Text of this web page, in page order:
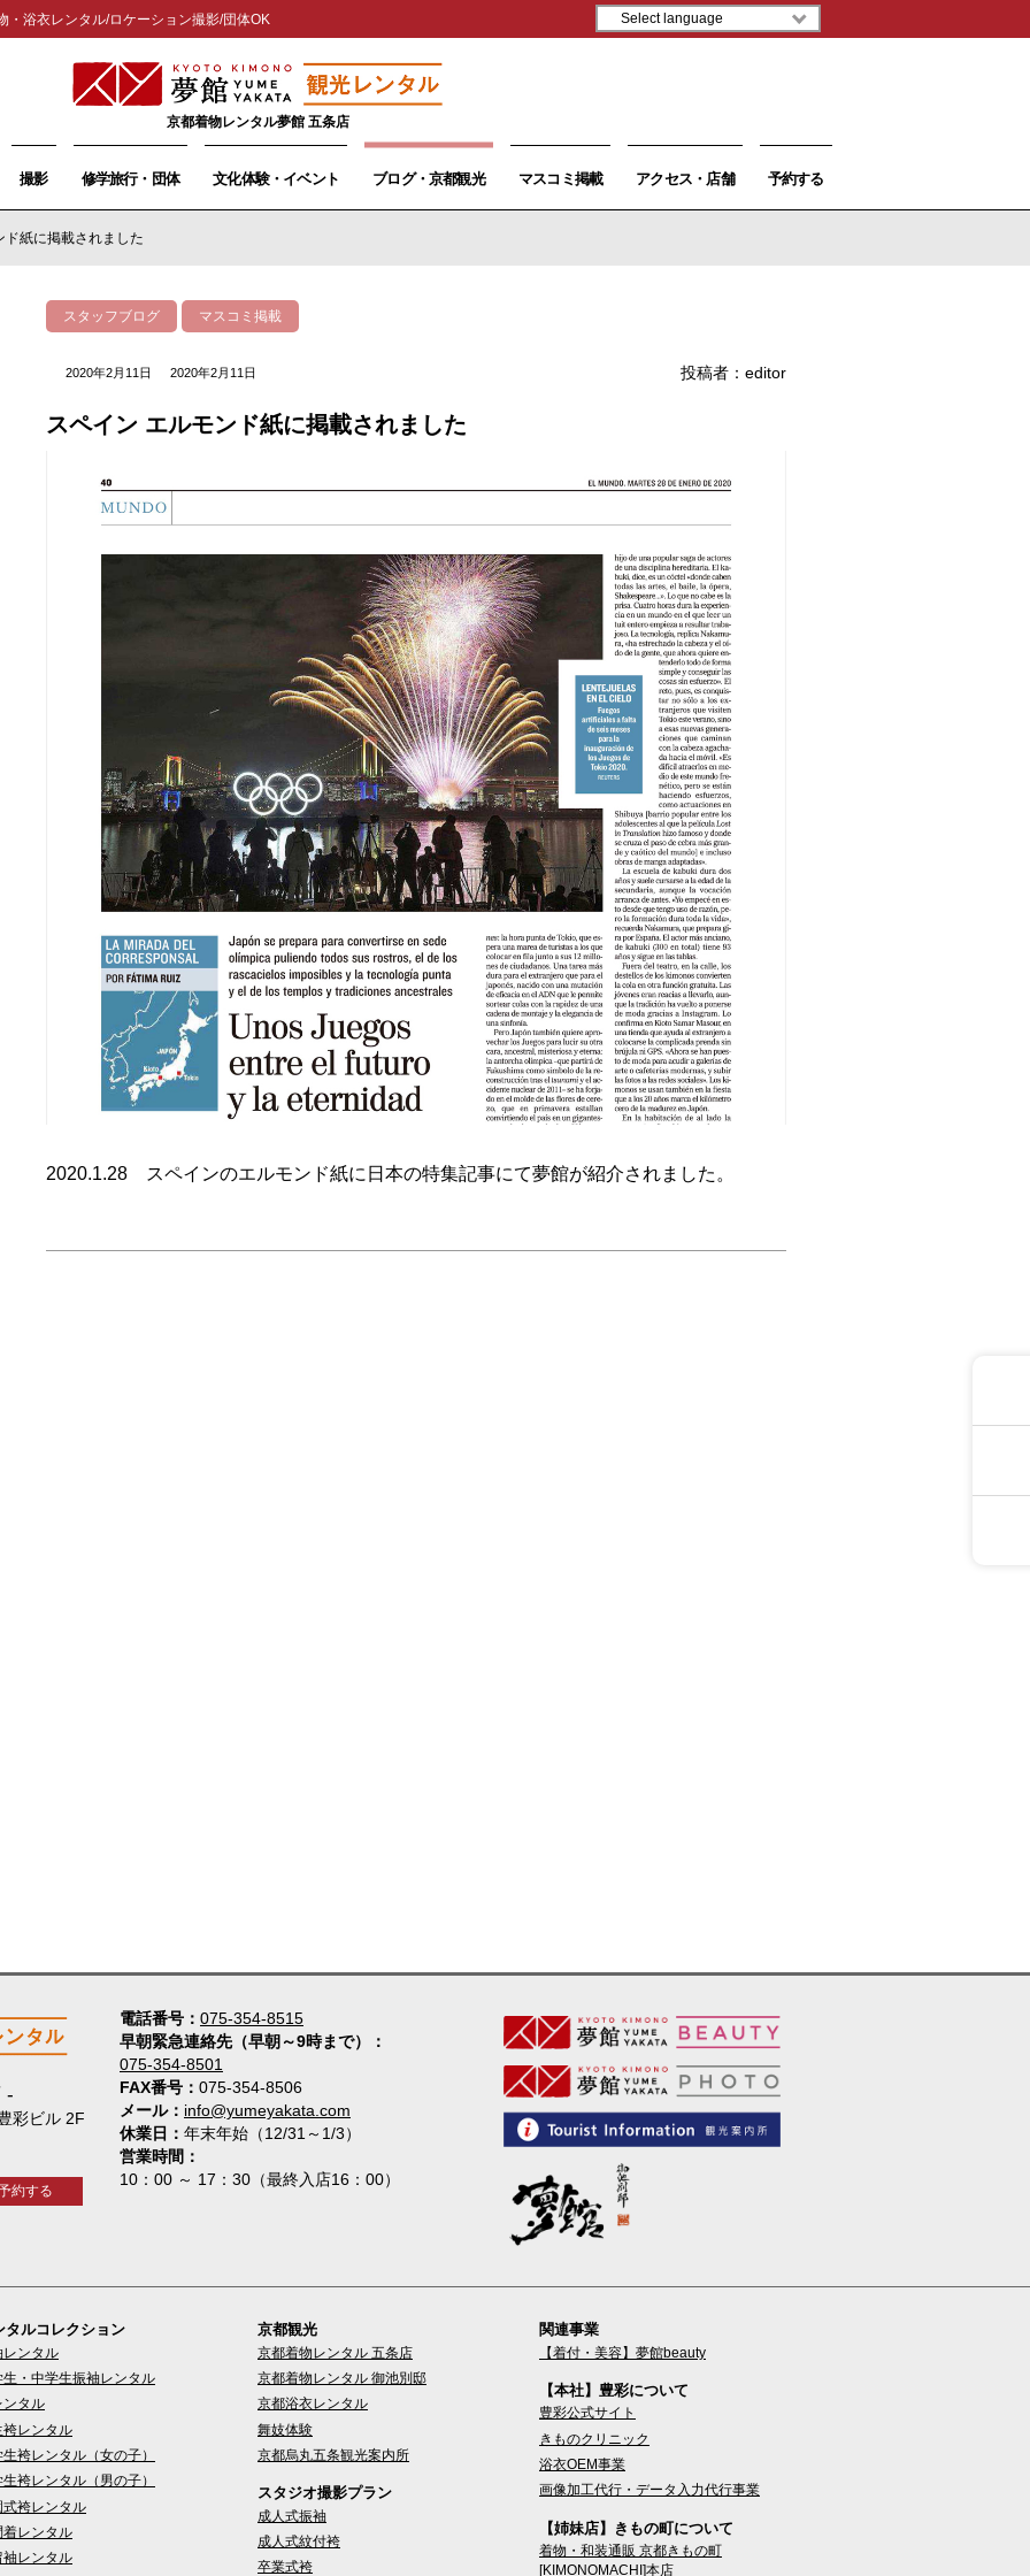
・浴衣レンタル/ロケーション撮影/団体OK
京都着物レンタル夢館 五条店
撮影 修学旅行・団体 文化体験・イベント ブログ・京都観光 マスコミ掲載 アクセス・店舗 予約する
ド紙に掲載されました
スタッフブログ マスコミ掲載
2020年2月11日 2020年2月11日 投稿者： editor
スペイン エルモンド紙に掲載されました
2020.1.28 スペインのエルモンド紙に日本の特集記事にて夢館が紹介されました。
電話番号
075-354-8515
早朝緊急連絡先（早朝～9時まで）
075-354-8501
FAX番号
075-354-8506
メール
info@yumeyakata.com
休業日
年末年始（12/31～1/3）
営業時間
10：00 ～ 17：30（最終入店16：00）
彩ビル 2F
約する
タルコレクション
レンタル
生・中学生振袖レンタル
ンタル
袴レンタル
袴レンタル（女の子）
袴レンタル（男の子）
式袴レンタル
着レンタル
袖レンタル
京都観光
京都着物レンタル 五条店
京都着物レンタル 御池別邸
京都浴衣レンタル
舞妓体験
京都烏丸五条観光案内所
スタジオ撮影プラン
成人式振袖
成人式紋付袴
卒業式袴
関連事業
【着付・美容】夢館beauty
【本社】豊彩について
豊彩公式サイト
きものクリニック
浴衣OEM事業
画像加工代行・データ入力代行事業
【姉妹店】きもの町について
着物・和装通販 京都きもの町
[KIMONOMACHI]本店